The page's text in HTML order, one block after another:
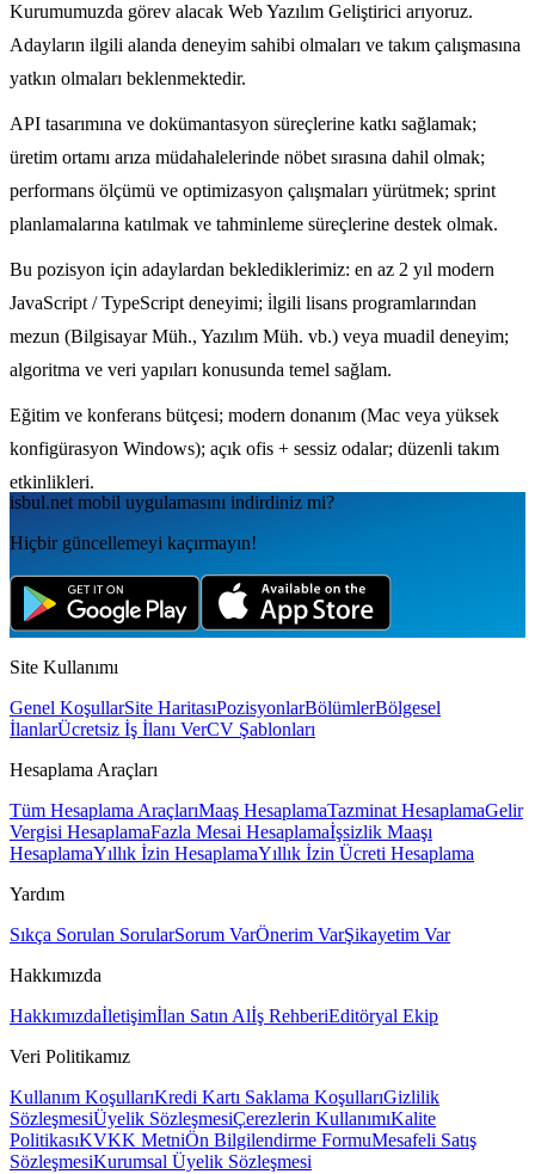
Kurumumuzda görev alacak Web Yazılım Geliştirici arıyoruz.
Adayların ilgili alanda deneyim sahibi olmaları ve takım çalışmasına
yatkın olmaları beklenmektedir.
API tasarımına ve dokümantasyon süreçlerine katkı sağlamak;
üretim ortamı arıza müdahalelerinde nöbet sırasına dahil olmak;
performans ölçümü ve optimizasyon çalışmaları yürütmek; sprint
planlamalarına katılmak ve tahminleme süreçlerine destek olmak.
Bu pozisyon için adaylardan beklediklerimiz: en az 2 yıl modern
JavaScript / TypeScript deneyimi; i̇lgili lisans programlarından
mezun (Bilgisayar Müh., Yazılım Müh. vb.) veya muadil deneyim;
algoritma ve veri yapıları konusunda temel sağlam.
Eğitim ve konferans bütçesi; modern donanım (Mac veya yüksek
konfigürasyon Windows); açık ofis + sessiz odalar; düzenli takım
etkinlikleri.
isbul.net mobil uygulamаsını indirdiniz mi?
Hiçbir güncellemeyi kaçırmayın!
Site Kullanımı
Genel KoşullarSite HaritasıPozisyonlarBölümlerBölgesel
İlanlarÜcretsiz İş İlanı VerCV Şablonları
Hesaplama Araçları
Tüm Hesaplama AraçlarıMaaş HesaplamaTazminat HesaplamaGelir
Vergisi HesaplamaFazla Mesai Hesaplamaİşsizlik Maaşı
HesaplamaYıllık İzin HesaplamaYıllık İzin Ücreti Hesaplama
Yardım
Sıkça Sorulan SorularSorum VarÖnerim VarŞikayetim Var
Hakkımızda
Hakkımızdaİletişimİlan Satın Alİş RehberiEditöryal Ekip
Veri Politikamız
Kullanım KoşullarıKredi Kartı Saklama KoşullarıGizlilik
SözleşmesiÜyelik SözleşmesiÇerezlerin KullanımıKalite
PolitikasıKVKK MetniÖn Bilgilendirme FormuMesafeli Satış
SözleşmesiKurumsal Üyelik Sözleşmesi